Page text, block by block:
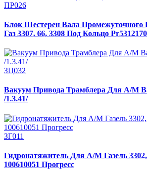
ПР026
Блок Шестерен Вала
Газ 3307, 66, 3308 Под Кольцо
ЗЦ032
Вакуум Привода Трамблера Для А/М
/1.3.41/
ЗГ011
Гидронатяжитель Для А/М Газель
100610051 Прогресс